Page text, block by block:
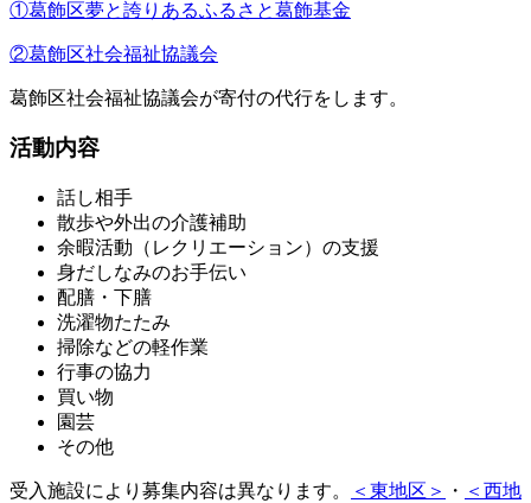
①葛飾区夢と誇りあるふるさと葛飾基金
②葛飾区社会福祉協議会
葛飾区社会福祉協議会が寄付の代行をします。
活動内容
話し相手
散歩や外出の介護補助
余暇活動（レクリエーション）の支援
身だしなみのお手伝い
配膳・下膳
洗濯物たたみ
掃除などの軽作業
行事の協力
買い物
園芸
その他
受入施設により募集内容は異なります。 ＜東地区＞ ・ ＜西地